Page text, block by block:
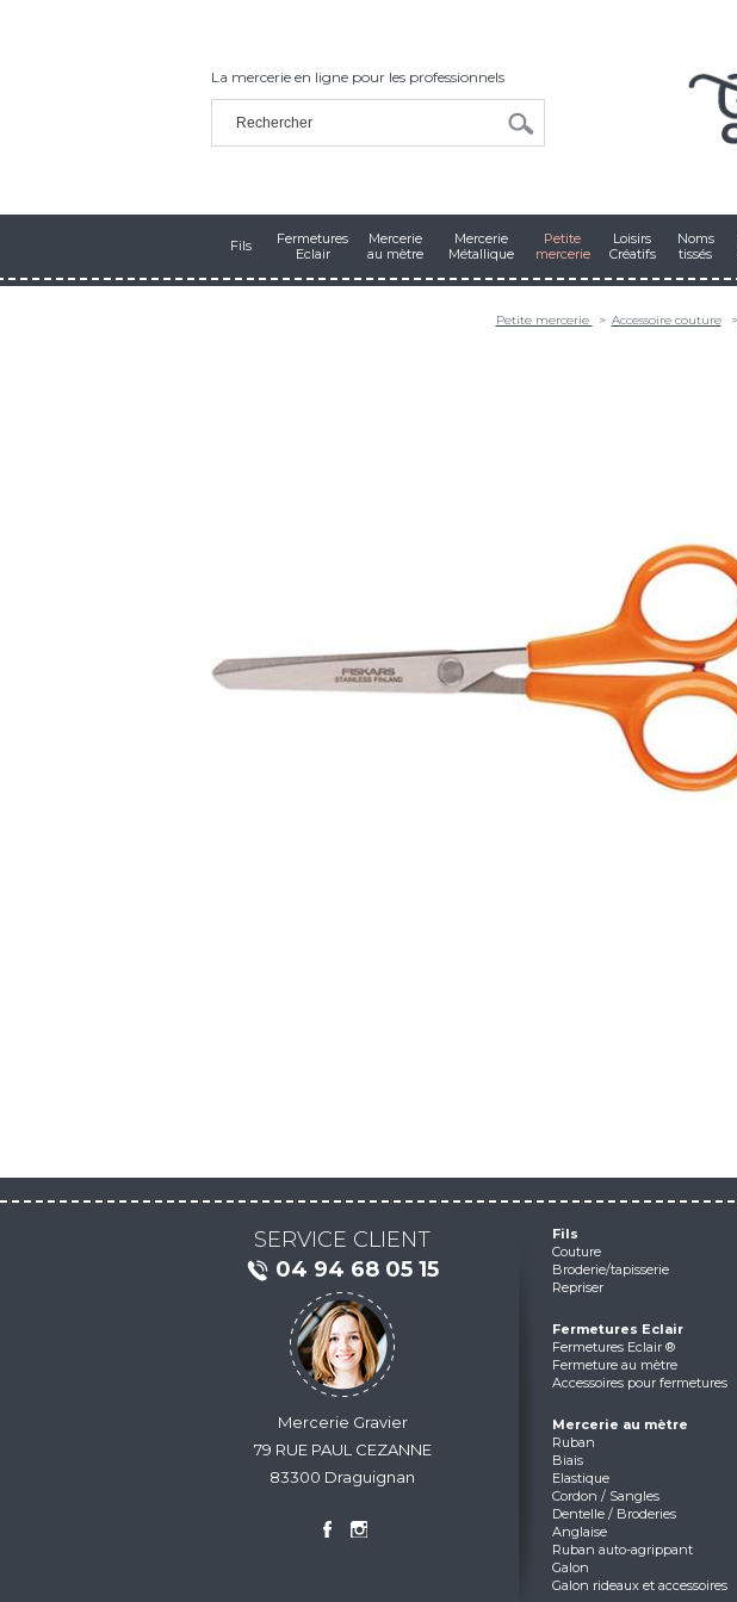
La mercerie en ligne pour les professionnels
Fils
Fermetures
Eclair
Mercerie
au mètre
Mercerie
Métallique
Petite
mercerie
Loisirs
Créatifs
Noms
tissés
Petite mercerie Accessoire couture
SERVICE CLIENT
04 94 68 05 15
Mercerie Gravier
79 RUE PAUL CEZANNE
83300 Draguignan
Fils
Couture
Broderie/tapisserie
Repriser
Fermetures Eclair
Fermetures Eclair ®
Fermeture au mètre
Accessoires pour fermetures
Mercerie au mètre
Ruban
Biais
Elastique
Cordon / Sangles
Dentelle / Broderies
Anglaise
Ruban auto-agrippant
Galon
Galon rideaux et accessoires